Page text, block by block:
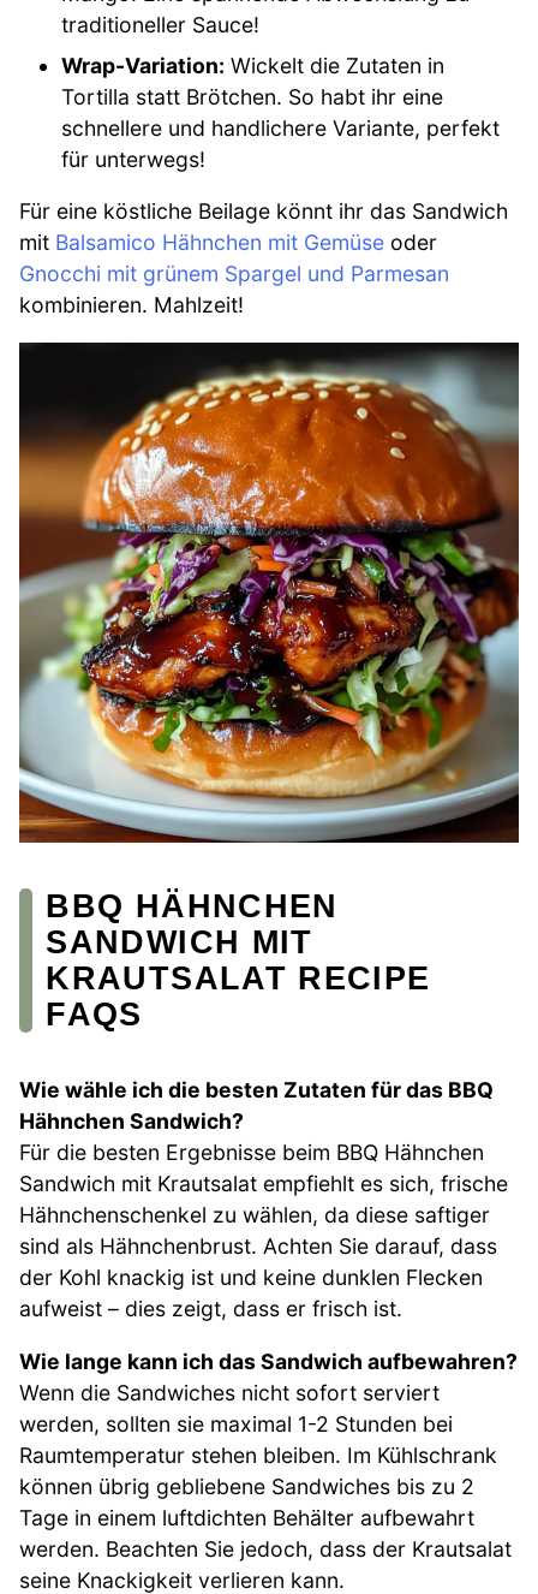
traditioneller Sauce!
Wrap-Variation: Wickelt die Zutaten in
Tortilla statt Brötchen. So habt ihr eine
schnellere und handlichere Variante, perfekt
für unterwegs!
Für eine köstliche Beilage könnt ihr das Sandwich
mit Balsamico Hähnchen mit Gemüse oder
Gnocchi mit grünem Spargel und Parmesan
kombinieren. Mahlzeit!
BBQ HÄHNCHEN
SANDWICH MIT
KRAUTSALAT RECIPE
FAQS
Wie wähle ich die besten Zutaten für das BBQ
Hähnchen Sandwich?
Für die besten Ergebnisse beim BBQ Hähnchen
Sandwich mit Krautsalat empfiehlt es sich, frische
Hähnchenschenkel zu wählen, da diese saftiger
sind als Hähnchenbrust. Achten Sie darauf, dass
der Kohl knackig ist und keine dunklen Flecken
aufweist – dies zeigt, dass er frisch ist.
Wie lange kann ich das Sandwich aufbewahren?
Wenn die Sandwiches nicht sofort serviert
werden, sollten sie maximal 1-2 Stunden bei
Raumtemperatur stehen bleiben. Im Kühlschrank
können übrig gebliebene Sandwiches bis zu 2
Tage in einem luftdichten Behälter aufbewahrt
werden. Beachten Sie jedoch, dass der Krautsalat
seine Knackigkeit verlieren kann.